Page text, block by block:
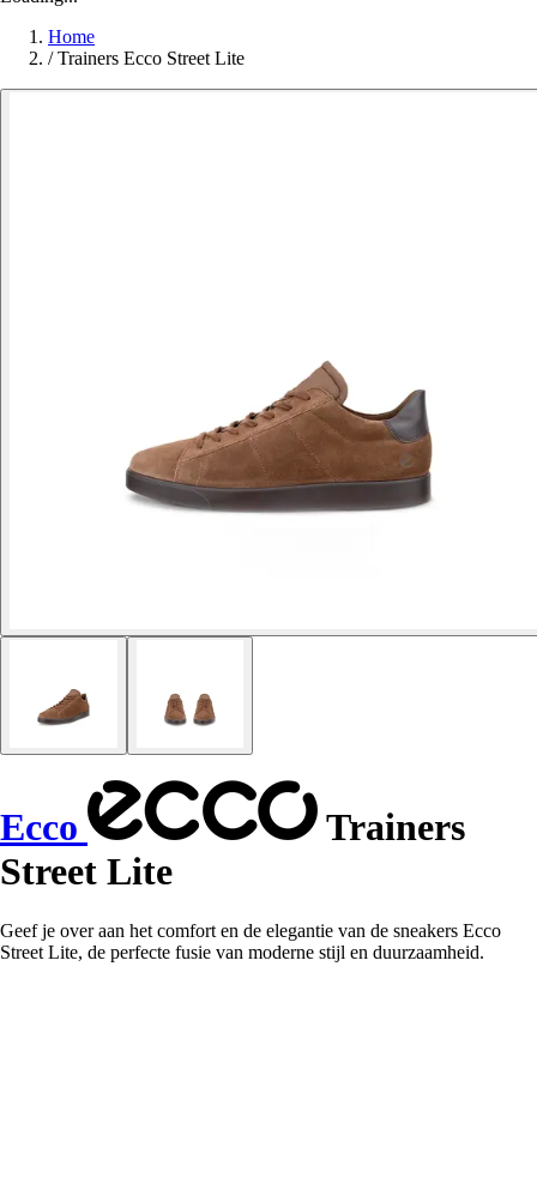
Home
/ Trainers Ecco Street Lite
Ecco
Trainers
Street Lite
Geef je over aan het comfort en de elegantie van de sneakers Ecco
Street Lite, de perfecte fusie van moderne stijl en duurzaamheid.